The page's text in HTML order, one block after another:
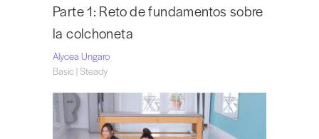
Parte 1: Reto de fundamentos sobre
la colchoneta
Alycea Ungaro
Basic | Steady